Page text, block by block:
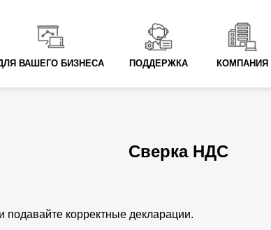
ВАШЕГО БИЗНЕСА ПОДДЕРЖКА КОМПАНИЯ
Сверка НДС
подавайте корректные декларации.